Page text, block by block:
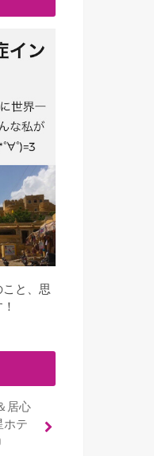
こと、思
居心
ホテ